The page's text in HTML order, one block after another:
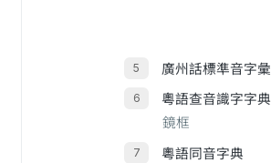
廣州話標準音字彙
粵語查音識字字典
鏡框
粵語同音字典